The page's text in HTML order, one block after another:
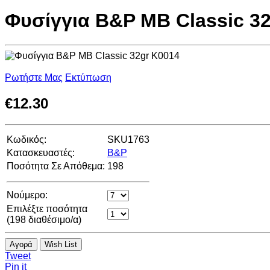
Φυσίγγια B&P MB Classic
Ρωτήστε Μας Εκτύπωση
€12.30
Κωδικός:
SKU1763
Κατασκευαστές:
B&P
Ποσότητα Σε Απόθεμα: 198
Νούμερο:
Επιλέξτε ποσότητα
(198 διαθέσιμο/α)
Αγορά Wish List
Tweet
Pin it